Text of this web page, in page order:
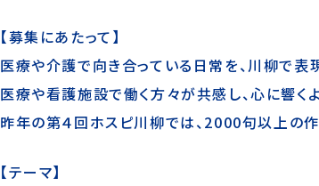
【募集にあたって】
医療や介護で向き合っている日常を、川柳で表
医療や看護施設で働く方々が共感し、心に響く
昨年の第４回ホスピ川柳では、2000句以上の
【テーマ】